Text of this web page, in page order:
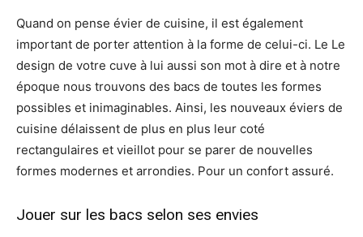
Quand on pense évier de cuisine, il est également
important de porter attention à la forme de celui-ci. Le Le
design de votre cuve à lui aussi son mot à dire et à notre
époque nous trouvons des bacs de toutes les formes
possibles et inimaginables. Ainsi, les nouveaux éviers de
cuisine délaissent de plus en plus leur coté
rectangulaires et vieillot pour se parer de nouvelles
formes modernes et arrondies. Pour un confort assuré.
Jouer sur les bacs selon ses envies